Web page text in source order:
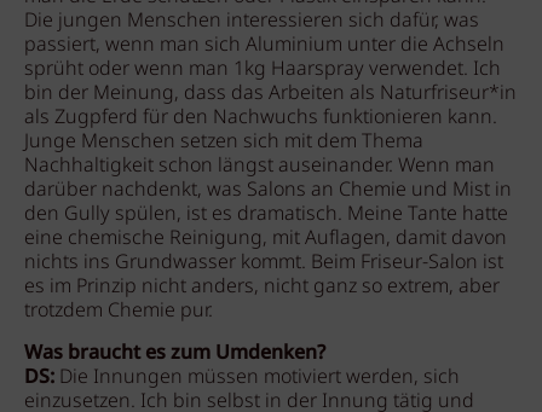
Die jungen Menschen interessieren sich dafür, was
passiert, wenn man sich Aluminium unter die Achseln
sprüht oder wenn man 1kg Haarspray verwendet. Ich
bin der Meinung, dass das Arbeiten als Naturfriseur*in
als Zugpferd für den Nachwuchs funktionieren kann.
Junge Menschen setzen sich mit dem Thema
Nachhaltigkeit schon längst auseinander. Wenn man
darüber nachdenkt, was Salons an Chemie und Mist in
den Gully spülen, ist es dramatisch. Meine Tante hatte
eine chemische Reinigung, mit Auflagen, damit davon
nichts ins Grundwasser kommt. Beim Friseur-Salon ist
es im Prinzip nicht anders, nicht ganz so extrem, aber
trotzdem Chemie pur.
Was braucht es zum Umdenken?
DS: Die Innungen müssen motiviert werden, sich
einzusetzen. Ich bin selbst in der Innung tätig und